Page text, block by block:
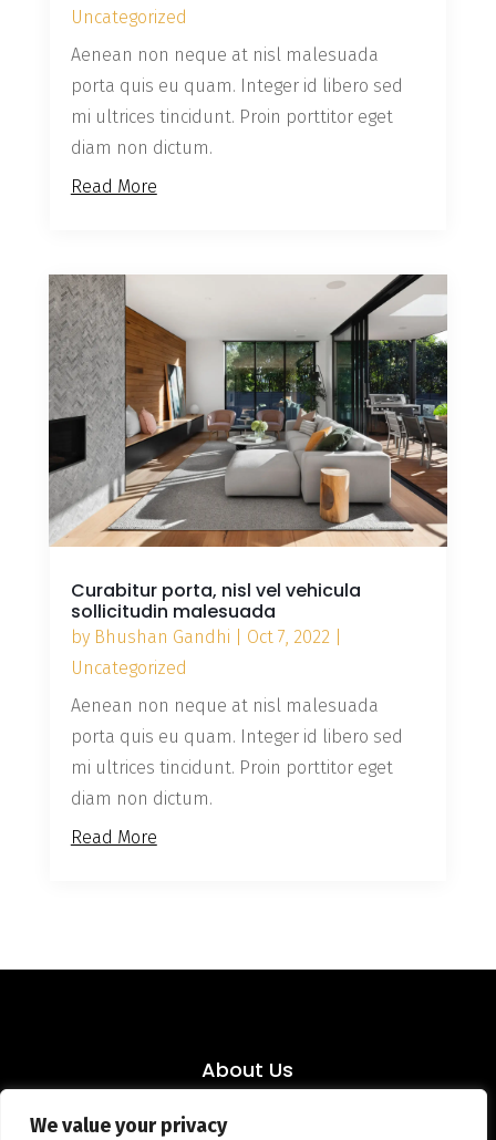
We value your privacy
Uncategorized
Aenean non neque at nisl malesuada
porta quis eu quam. Integer id libero sed
mi ultrices tincidunt. Proin porttitor eget
diam non dictum.
Read More
Curabitur porta, nisl vel vehicula
sollicitudin malesuada
by Bhushan Gandhi Oct 7, 2022
Uncategorized
Aenean non neque at nisl malesuada
porta quis eu quam. Integer id libero sed
mi ultrices tincidunt. Proin porttitor eget
diam non dictum.
Read More
About Us